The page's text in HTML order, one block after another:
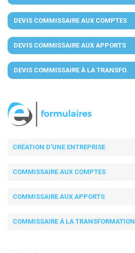
DEVIS COMMISSAIRE AUX COMPTES
DEVIS COMMISSAIRE AUX APPORTS
DEVIS COMMISSAIRE À LA TRANSFO.
CRÉATION D'UNE ENTREPRISE
COMMISSAIRE AUX COMPTES
COMMISSAIRE AUX APPORTS
COMMISSAIRE À LA TRANSFORMATION